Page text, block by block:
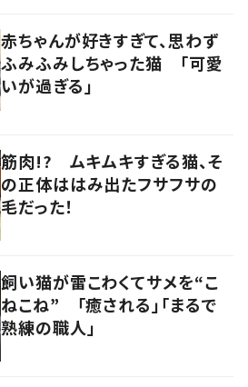
赤ちゃんが好きすぎて、思わず
ふみふみしちゃった猫 「可愛
いが過ぎる」
筋肉!? ムキムキすぎる猫、そ
の正体ははみ出たフサフサの
毛だった！
飼い猫が雷こわくてサメを“こ
ねこね” 「癒される」「まるで
熟練の職人」